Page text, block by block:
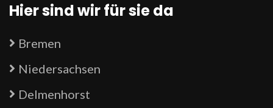
Hier sind wir für sie da
Bremen
Niedersachsen
Delmenhorst